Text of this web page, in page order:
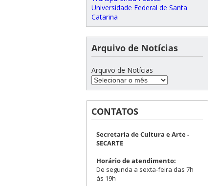
Universidade Federal de Santa
Catarina
Arquivo de Notícias
Arquivo de Notícias
CONTATOS
Secretaria de Cultura e Arte -
SECARTE
Horário de atendimento:
De segunda a sexta-feira das 7h
às 19h